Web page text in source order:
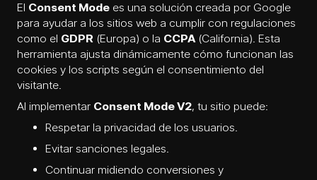
El Consent Mode es una solución creada por Google
para ayudar a los sitios web a cumplir con regulaciones
como el GDPR (Europa) o la CCPA (California). Esta
herramienta ajusta dinámicamente cómo funcionan las
cookies y los scripts según el consentimiento del
visitante.
Al implementar Consent Mode V2, tu sitio puede:
Respetar la privacidad de los usuarios.
Evitar sanciones legales.
Continuar midiendo conversiones y